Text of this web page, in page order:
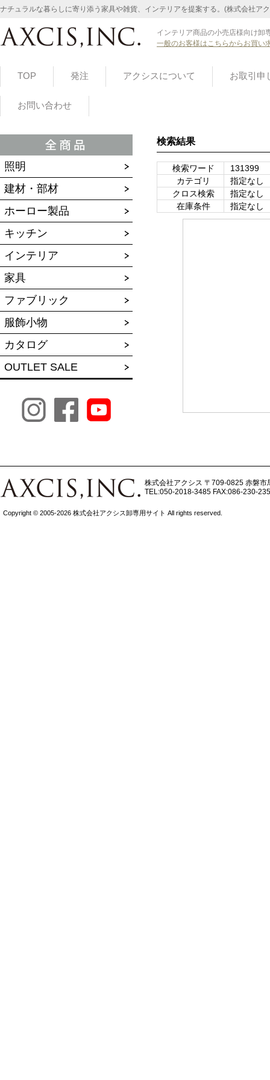
ナチュラルな暮らしに寄り添う家具や雑貨、インテリアを提案する。(株式会社ア
インテリア商品の小売店様向け卸
一般のお客様はこちらからお買い
TOP 発注 アクシスについて お取引申
お問い合わせ
照明
建材・部材
ホーロー製品
キッチン
インテリア
家具
ファブリック
服飾小物
カタログ
OUTLET SALE
検索結果
検索ワード
131399
カテゴリ
指定なし
クロス検索
指定なし
在庫条件
指定なし
株式会社アクシス 〒709-0825 赤磐市
TEL:050-2018-3485 FAX:086-230-
Copyright © 2005-2026 株式会社アクシス卸専用サイト All rights reserved.